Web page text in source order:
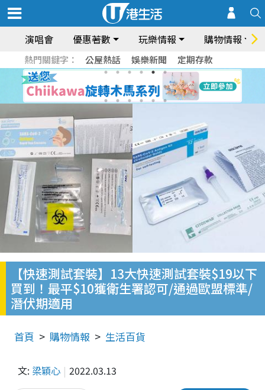
演唱會 優惠著數 玩樂情報 購物情報
熱門關鍵字： 公屋熱話 娛樂新聞 定期存款
【快速測試套裝】13大快速測試套裝$19以下
買到！最平$10獲衛生署認可/通過歐盟標準/
潛伏期適用
首頁 購物情報 生活百貨
文: 梁穎心 2022.03.13